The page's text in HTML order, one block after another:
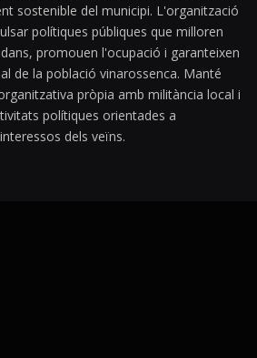
sostenible del municipi. L'organització
polítiques públiques que milloren
promouen l'ocupació i garanteixen
de la població vinarossenca. Manté
pròpia amb militància local i
polítiques orientades a
dels veïns.